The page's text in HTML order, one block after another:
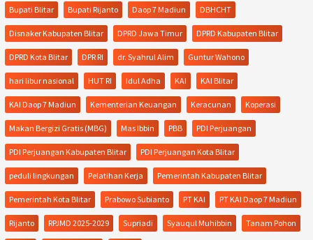
Bupati Blitar Bupati Rijanto Daop 7 Madiun DBHCHT
Disnaker Kabupaten Blitar DPRD Jawa Timur DPRD Kabupaten Blitar
DPRD Kota Blitar DPR RI dr. Syahrul Alim Guntur Wahono
hari libur nasional HUT RI Idul Adha KAI KAI Blitar
KAI Daop 7 Madiun Kementerian Keuangan Keracunan Koperasi
Makan Bergizi Gratis (MBG) Mas Ibbin PBB PDI Perjuangan
PDI Perjuangan Kabupaten Blitar PDI Perjuangan Kota Blitar
peduli lingkungan Pelatihan Kerja Pemerintah Kabupaten Blitar
Pemerintah Kota Blitar Prabowo Subianto PT KAI PT KAI Daop 7 Madiun
Rijanto RPJMD 2025-2029 Supriadi Syauqul Muhibbin Tanam Pohon